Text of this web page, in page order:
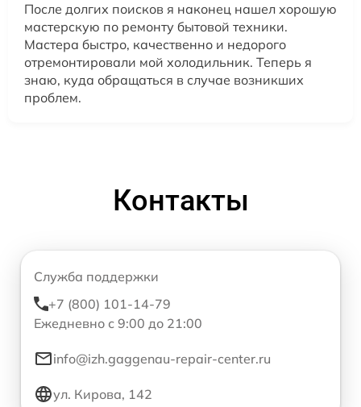
После долгих поисков я наконец нашел хорошую
мастерскую по ремонту бытовой техники.
Мастера быстро, качественно и недорого
отремонтировали мой холодильник. Теперь я
знаю, куда обращаться в случае возникших
проблем.
Контакты
Служба поддержки
+7 (800) 101-14-79
Ежедневно с 9:00 до 21:00
info@izh.gaggenau-repair-center.ru
ул. Кирова, 142